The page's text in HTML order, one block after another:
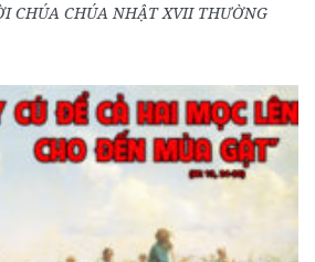
CHÚA CHÚA NHẬT XVII THƯỜNG